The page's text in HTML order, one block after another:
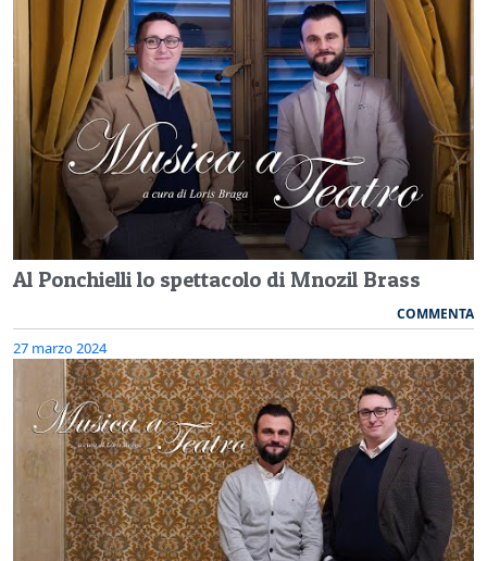
Al Ponchielli lo spettacolo di Mnozil Brass
COMMENTA
27 marzo 2024